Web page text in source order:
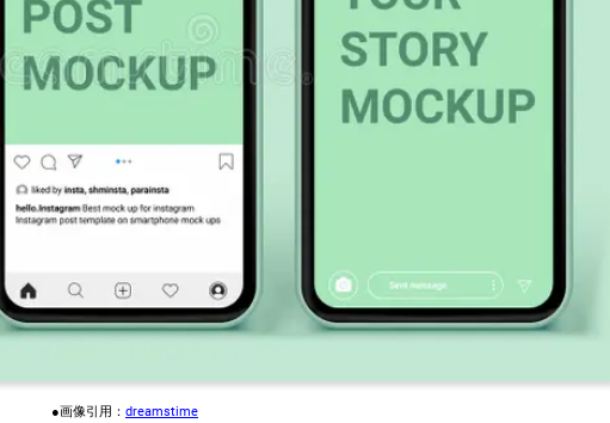
●画像引用： dreamstime